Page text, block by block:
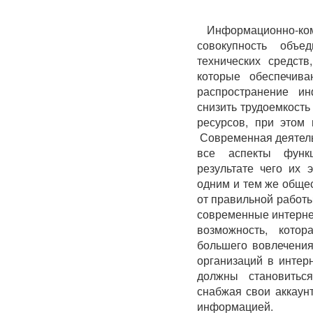
совокупность
технических
которые
распространение
снизить
ресурсов, при
Современная
все аспекты
результате чего
одним и тем же
от правильной
современные
возможность,
большего
организаций в
должны
снабжая свои
информацией.